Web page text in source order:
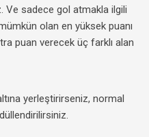
Ve sadece gol atmakla ilgili
olan en yüksek puanı
puan verecek üç farklı alan
yerleştirirseniz, normal